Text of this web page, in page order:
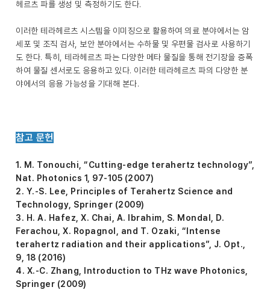
헤르츠 파를 생성 및 측정하기도 한다.
이러한 테라헤르츠 시스템을 이미징으로 활용하여 의료 분야에서는 암
세포 및 조직 검사, 보안 분야에서는 수하물 및 우편물 검사로 사용하기
도 한다. 특히, 테라헤르츠 파는 다양한 메타 물질을 통해 전기장을 증폭
하여 물질 센서로도 응용하고 있다. 이러한 테라헤르츠 파의 다양한 분
야에서의 응용 가능성을 기대해 본다.
참고 문헌
1. M. Tonouchi, “Cutting-edge terahertz technology”,
Nat. Photonics 1, 97-105 (2007)
2. Y.-S. Lee, Principles of Terahertz Science and
Technology, Springer (2009)
3. H. A. Hafez, X. Chai, A. Ibrahim, S. Mondal, D.
Ferachou, X. Ropagnol, and T. Ozaki, “Intense
terahertz radiation and their applications”, J. Opt.,
9, 18 (2016)
4. X.-C. Zhang, Introduction to THz wave Photonics,
Springer (2009)